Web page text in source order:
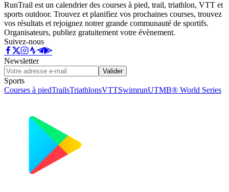
RunTrail est un calendrier des courses à pied, trail, triathlon, VTT et
sports outdoor. Trouvez et planifiez vos prochaines courses, trouvez
vos résultats et rejoignez notrer grande communauté de sportifs.
Organisateurs, publiez gratuitement votre évènement.
Suivez-nous
Newsletter
Valider
Sports
Courses à piedTrailsTriathlonsVTTSwimrunUTMB® World Series